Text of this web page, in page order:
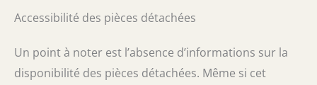
Accessibilité des pièces détachées
Un point à noter est l’absence d’informations sur la
disponibilité des pièces détachées. Même si cet